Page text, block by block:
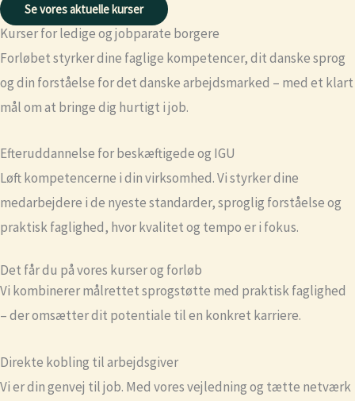
Se vores aktuelle kurser
Kurser for ledige og jobparate borgere
Forløbet styrker dine faglige kompetencer, dit danske sprog
og din forståelse for det danske arbejdsmarked – med et klart
mål om at bringe dig hurtigt i job.
Efteruddannelse for beskæftigede og IGU
Løft kompetencerne i din virksomhed. Vi styrker dine
medarbejdere i de nyeste standarder, sproglig forståelse og
praktisk faglighed, hvor kvalitet og tempo er i fokus.
Det får du på vores kurser og forløb
Vi kombinerer målrettet sprogstøtte med praktisk faglighed
– der omsætter dit potentiale til en konkret karriere.
Direkte kobling til arbejdsgiver
Vi er din genvej til job. Med vores vejledning og tætte netværk